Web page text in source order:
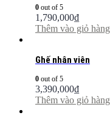
0 out of 5
1,790,000₫
Thêm vào giỏ hàng
Ghế nhân viên
0 out of 5
3,390,000₫
Thêm vào giỏ hàng